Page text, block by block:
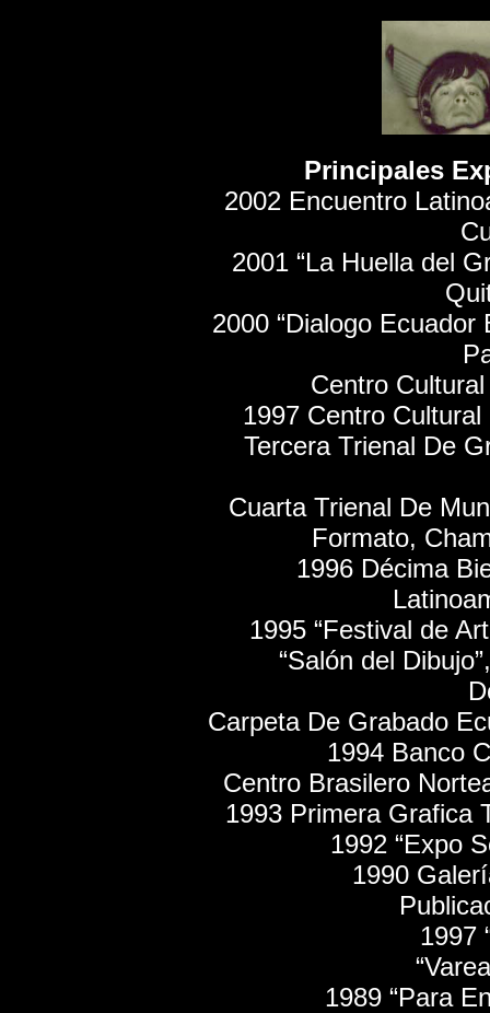
Principales
2002 Encuentro
2001 “La Huella del
2000 “Dialogo
Centro
1997 Centro
Tercera Trienal De
Cuarta Trienal De
Formato,
1996 Décima
1995 “Festival de
“Salón del
Carpeta De Grabado
1994 Banco
Centro Brasilero
1993 Primera Grafica
1992 “Expo
1990
1997
1989 “Para